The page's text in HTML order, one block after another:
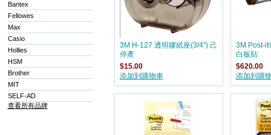
Bantex
Fellowes
Max
Casio
Hollies
HSM
Brother
MIT
SELF-AD
查看所有品牌
3M H-127 透明膠紙座(3/4") 己
停產
$15.00
添加到購物車
3M Post-
白板貼
$620.00
添加到購